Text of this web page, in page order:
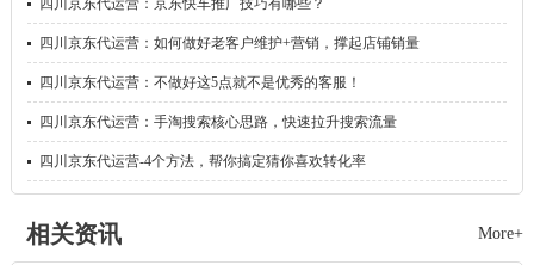
四川 京东代运营：京东快车推广技巧有哪些？
四川 京东代运营：如何做好老客户维护+营销，撑起店铺销量
四川 京东代运营：不做好这5点就不是优秀的客服！
四川 京东代运营：手淘搜索核心思路，快速拉升搜索流量
四川 京东代运营-4个方法，帮你搞定猜你喜欢转化率
相关资讯 More+